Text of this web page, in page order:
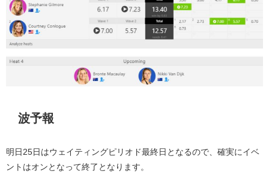
波予報
明日25日はウェイティングピリオド最終日となるので、確実にイベ
ントはオンとなって終了となります。